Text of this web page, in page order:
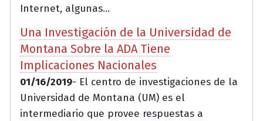
Internet, algunas...
Una Investigación de la Universidad de
Montana Sobre la ADA Tiene
Implicaciones Nacionales
01/16/2019- El centro de investigaciones de la
Universidad de Montana (UM) es el
intermediario que provee respuestas a